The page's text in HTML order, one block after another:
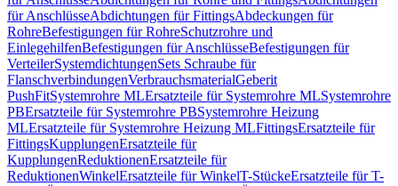
für AnschlüsseAbdichtungen für FittingsAbdeckungen für
RohreBefestigungen für RohreSchutzrohre und
EinlegehilfenBefestigungen für AnschlüsseBefestigungen für
VerteilerSystemdichtungenSets Schraube für
FlanschverbindungenVerbrauchsmaterialGeberit
PushFitSystemrohre MLErsatzteile für Systemrohre MLSystemrohre
PBErsatzteile für Systemrohre PBSystemrohre Heizung
MLErsatzteile für Systemrohre Heizung MLFittingsErsatzteile für
FittingsKupplungenErsatzteile für
KupplungenReduktionenErsatzteile für
ReduktionenWinkelErsatzteile für WinkelT-StückeErsatzteile für T-